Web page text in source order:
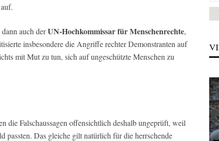
auch derUN-Hochkommissar für Menschenrechte,
insbesondere die Angriffe rechter Demonstranten auf
mit Mut zu tun, sich auf ungeschützte Menschen zu
die Falschaussagen offensichtlich deshalb ungeprüft, weil
passten. Das gleiche gilt natürlich für die herrschende